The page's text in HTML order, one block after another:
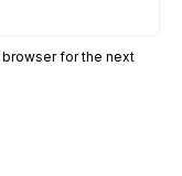
browser for the next